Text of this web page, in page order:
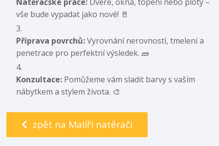
vše bude vypadat jako nové! 🚪
Příprava povrchů:Vyrovnání nerovností, tmelení a
penetrace pro perfektní výsledek. 🧱
Konzultace: Pomůžeme vám sladit barvy s vaším
nábytkem a stylem života. 🎨
zpět na Malíři natěrači